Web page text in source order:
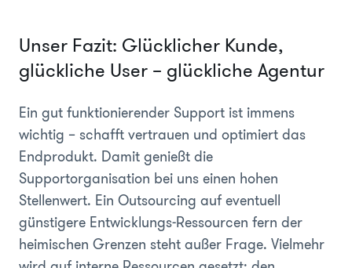
Unser Fazit: Glücklicher Kunde,
glückliche User – glückliche Agentur
Ein gut funktionierender Support ist immens
wichtig – schafft vertrauen und optimiert das
Endprodukt. Damit genießt die
Supportorganisation bei uns einen hohen
Stellenwert. Ein Outsourcing auf eventuell
günstigere Entwicklungs-Ressourcen fern der
heimischen Grenzen steht außer Frage. Vielmehr